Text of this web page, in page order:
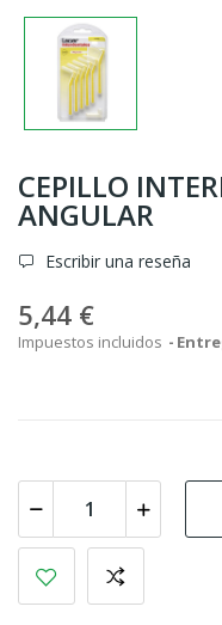
CEPILLO
ANGULAR
Escribir una reseña
5,44 €
Impuestos incluidos